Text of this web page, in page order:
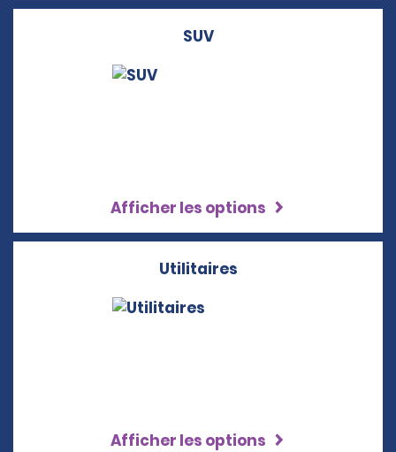
SUV
Afficher les options
Utilitaires
Afficher les options